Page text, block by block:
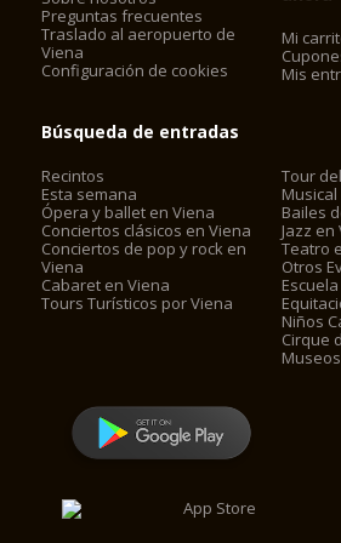
Preguntas frecuentes
Traslado al aeropuerto de
Viena
Configuración de cookies
Mi
Mis
Búsqueda de entradas
Recintos
Esta semana
Ópera y ballet en Viena
Conciertos clásicos en Viena
Conciertos de pop y rock en
Viena
Cabaret en Viena
Tours Turísticos por Viena
Tour
Bailes
Jazz en
Teatro
Otros
Niños
Cirque